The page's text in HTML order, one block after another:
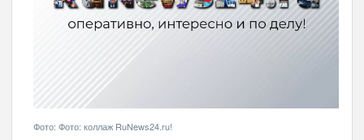
Фото: Фото: коллаж RuNews24.ru!